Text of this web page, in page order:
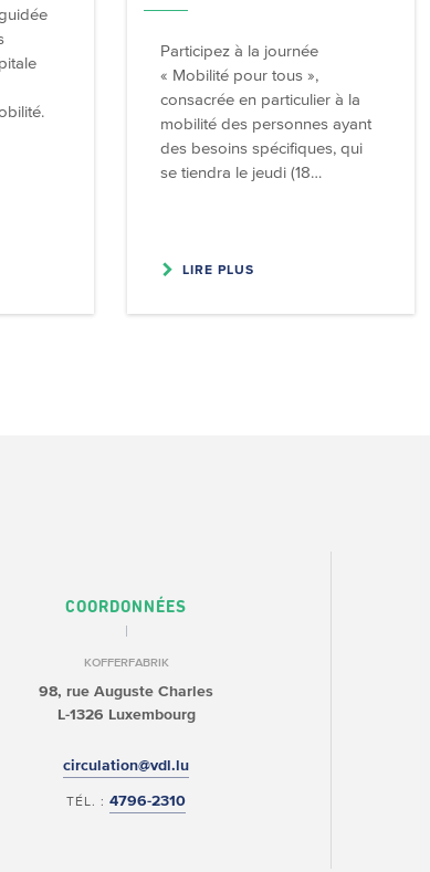
Participez à la journée
« Mobilité pour tous »,
consacrée en particulier à la
mobilité des personnes ayant
des besoins spécifiques, qui
se tiendra le jeudi (18…
LIRE PLUS
COORDONNÉES
KOFFERFABRIK
98, rue Auguste Charles
L-1326 Luxembourg
circulation@vdl.lu
TÉL. :4796-2310